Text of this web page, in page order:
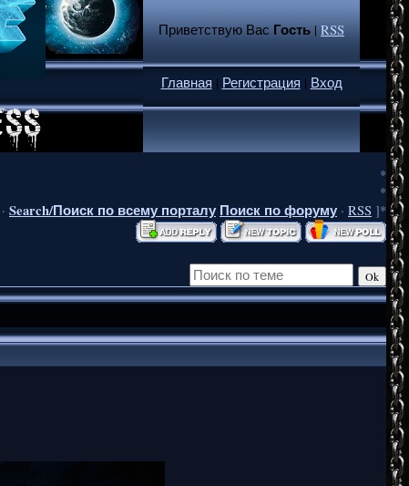
Приветствую Вас Гость|RSS
Главная | Регистрация | Вход
*
*
· Search/Поиск по всему порталу Поиск по форуму · RSS ]*